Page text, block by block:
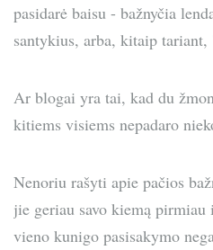
pasidarė baisu - bažnyčia
santykius, arba, kitaip
Ar blogai yra tai, kad du
kitiems visiems nepadaro
Nenoriu rašyti apie pačios
jie geriau savo kiemą
vieno kunigo pasisakymo